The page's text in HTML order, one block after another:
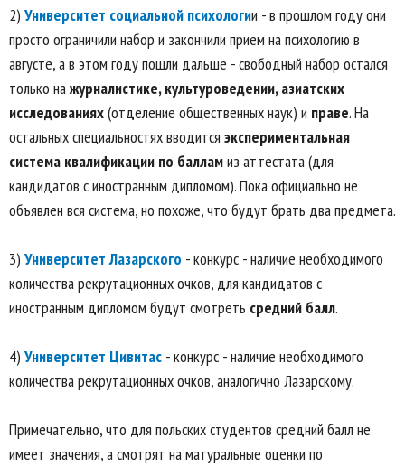
2) Университет социальной психологии - в прошлом году они
просто ограничили набор и закончили прием на психологию в
августе, а в этом году пошли дальше - свободный набор остался
только нажурналистике, культуроведении, азиатских
исследованиях(отделение общественных наук) и праве. На
остальных специальностях вводится экспериментальная
система квалификации по балламиз аттестата (для
кандидатов с иностранным дипломом). Пока официально не
объявлен вся система, но похоже, что будут брать два предмета.
3) Университет Лазарского - конкурс - наличие необходимого
количества рекрутационных очков, для кандидатов с
иностранным дипломом будут смотреть средний балл.
4) Университет Цивитас - конкурс - наличие необходимого
количества рекрутационных очков, аналогично Лазарскому.
Примечательно, что для польских студентов средний балл не
имеет значения, а смотрят на матуральные оценки по